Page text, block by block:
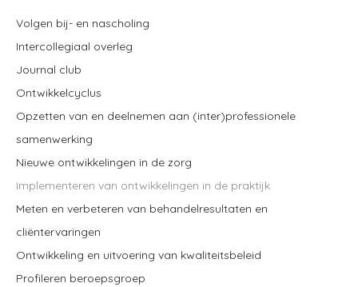
Volgen bij- en nascholing
Intercollegiaal overleg
Journal club
Ontwikkelcyclus
Opzetten van en deelnemen aan (inter)professionele
samenwerking
Nieuwe ontwikkelingen in de zorg
Implementeren van ontwikkelingen in de praktijk
Meten en verbeteren van behandelresultaten en
cliëntervaringen
Ontwikkeling en uitvoering van kwaliteitsbeleid
Profileren beroepsgroep